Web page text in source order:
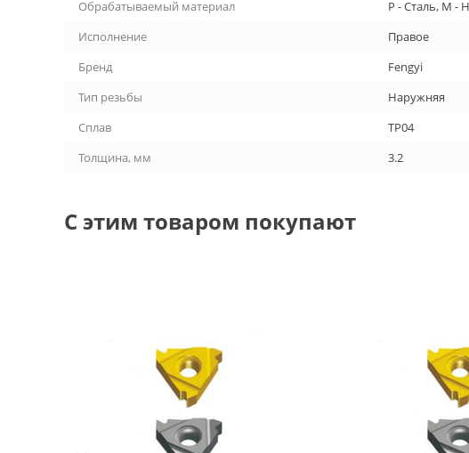
Обрабатываемый материал
P - Сталь, M -
Исполнение
Правое
Бренд
Fengyi
Тип резьбы
Наружняя
Сплав
TP04
Толщина, мм
3.2
С этим товаром покупают